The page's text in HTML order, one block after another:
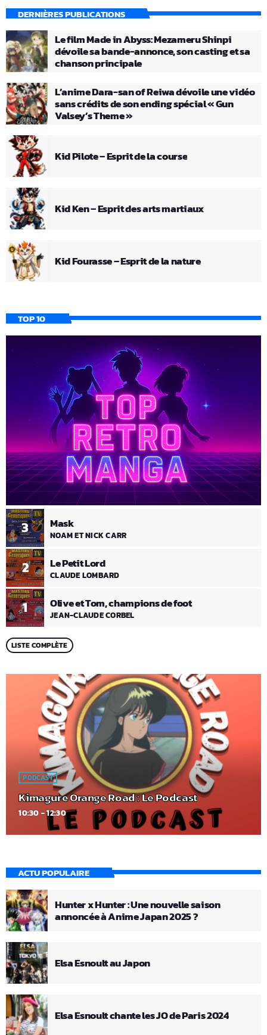
DERNIÈRES PUBLICATIONS
Le film Made in Abyss: Mezameru Shinpi
dévoile sa bande-annonce, son casting et sa
chanson principale
L’anime Dara-san of Reiwa dévoile une vidéo
sans crédits de son ending spécial « Gun
Valsey’s Theme »
Kid Pilote – Esprit de la course
Kid Ken – Esprit des arts martiaux
Kid Fourasse – Esprit de la nature
TOP 10
1 Olive et Tom, champions de foot
JEAN-CLAUDE CORBEL
2 Le Petit Lord
CLAUDE LOMBARD
3 Mask
NOAM ET NICK CARR
LISTE COMPLÈTE
PODCAST
Kimagure Orange Road : Le Podcast
10:30 - 12:30
ACTU POPULAIRE
Hunter x Hunter : Une nouvelle saison
annoncée à Anime Japan 2025 ?
Elsa Esnoult au Japon
Elsa Esnoult chante les JO de Paris 2024